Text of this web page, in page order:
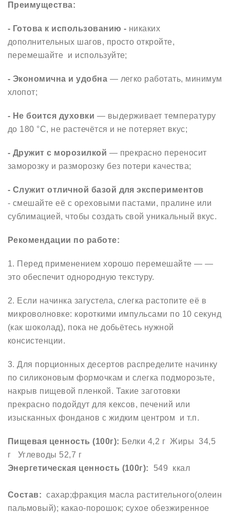
Преимущества:
- Готова к использованию - никаких
дополнительных шагов, просто откройте,
перемешайте и используйте;
- Экономична и удобна — легко работать, минимум
хлопот;
- Не боится духовки — выдерживает температуру
до 180 °C, не растечётся и не потеряет вкус;
- Дружит с морозилкой — прекрасно переносит
заморозку и разморозку без потери качества;
- Служит отличной базой для экспериментов
- смешайте её с ореховыми пастами, пралине или
сублимацией, чтобы создать свой уникальный вкус.
Рекомендации по работе:
1. Перед применением хорошо перемешайте — —
это обеспечит однородную текстуру.
2. Если начинка загустела, слегка растопите её в
микроволновке: короткими импульсами по 10 секунд
(как шоколад), пока не добьётесь нужной
консистенции.
3. Для порционных десертов распределите начинку
по силиконовым формочкам и слегка подморозьте,
накрыв пищевой пленкой. Такие заготовки
прекрасно подойдут для кексов, печений или
изысканных фонданов с жидким центром и т.п.
Пищевая ценность (100г): Белки 4,2 г Жиры 34,5
г Углеводы 52,7 г
Энергетическая ценность (100г):
549 ккал
Состав:сахар;фракция масла растительного(олеин
пальмовый); какао-порошок; сухое обезжиренное